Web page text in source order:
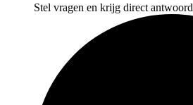
Stel vragen en krijg direct antwoord